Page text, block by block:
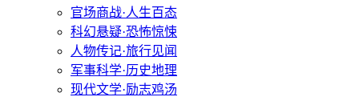
官场商战·人生百态
科幻悬疑·恐怖惊悚
人物传记·旅行见闻
军事科学·历史地理
现代文学·励志鸡汤